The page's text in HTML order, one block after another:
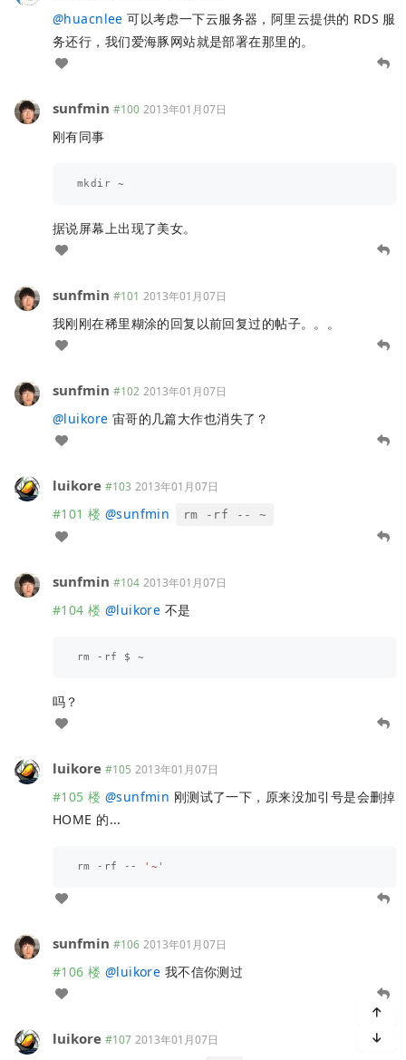
@huacnlee 可以考虑一下云服务器，阿里云提供的 RDS 服
务还行，我们爱海豚网站就是部署在那里的。
sunfmin #100 2013年01月07日
刚有同事
据说屏幕上出现了美女。
sunfmin #101 2013年01月07日
我刚刚在稀里糊涂的回复以前回复过的帖子。。。
sunfmin #102 2013年01月07日
@luikore 宙哥的几篇大作也消失了？
luikore #103 2013年01月07日
#101 楼 @sunfmin rm -rf -- ~
sunfmin #104 2013年01月07日
#104 楼 @luikore 不是
吗？
luikore #105 2013年01月07日
#105 楼 @sunfmin 刚测试了一下，原来没加引号是会删掉
HOME 的...
rm - rf -- '~'
sunfmin #106 2013年01月07日
#106 楼 @luikore 我不信你测过
luikore #107 2013年01月07日